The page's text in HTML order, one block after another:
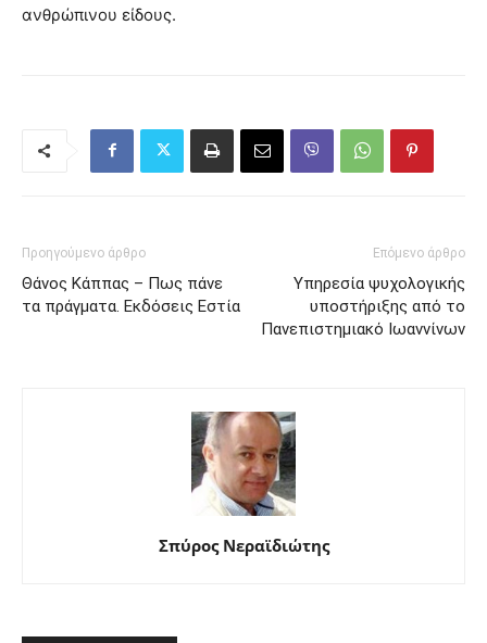
ανθρώπινου είδους.
Προηγούμενο άρθρο
Θάνος Κάππας – Πως πάνε
τα πράγματα. Εκδόσεις Εστία
Επόμενο άρθρο
Υπηρεσία ψυχολογικής
υποστήριξης από το
Πανεπιστημιακό Ιωαννίνων
Σπύρος Νεραϊδιώτης